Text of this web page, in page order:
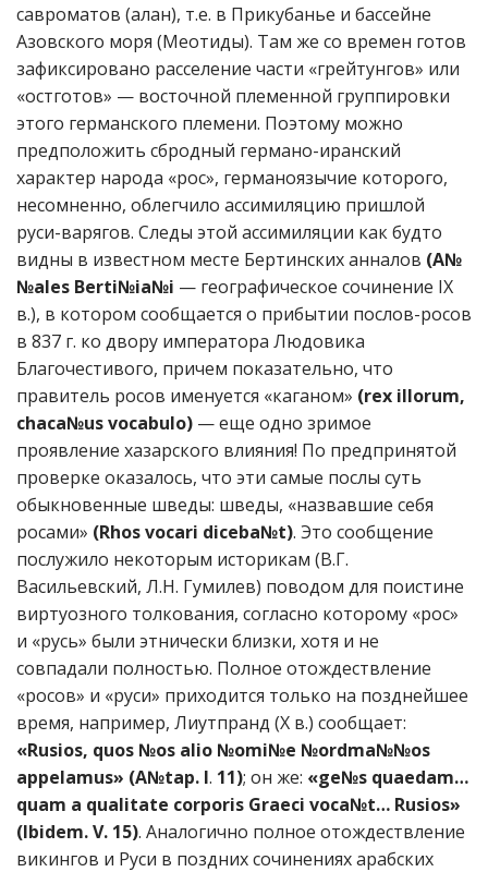
савроматов (алан), т.е. в Прикубанье и бассейне
Азовского моря (Меотиды). Там же со времен готов
зафиксировано расселение части «грейтунгов» или
«остготов» — восточной племенной группировки
этого германского племени. Поэтому можно
предположить сбродный германо-иранский
характер народа «рос», германоязычие которого,
несомненно, облегчило ассимиляцию пришлой
руси-варягов. Следы этой ассимиляции как будто
видны в известном месте Бертинских анналов (A№
№ales Berti№ia№i — географическое сочинение IX
в.), в котором сообщается о прибытии послов-росов
в 837 г. ко двору императора Людовика
Благочестивого, причем показательно, что
правитель росов именуется «каганом» (rex illorum,
chaca№us vocabulo) — еще одно зримое
проявление хазарского влияния! По предпринятой
проверке оказалось, что эти самые послы суть
обыкновенные шведы: шведы, «назвавшие себя
росами» (Rhos vocari diceba№t). Это сообщение
послужило некоторым историкам (В.Г.
Васильевский, Л.Н. Гумилев) поводом для поистине
виртуозного толкования, согласно которому «рос»
и «русь» были этнически близки, хотя и не
совпадали полностью. Полное отождествление
«росов» и «руси» приходится только на позднейшее
время, например, Лиутпранд (X в.) сообщает:
«Rusios, quos №os alio №omi№e №ordma№№os
appelamus» (A№tap. I. 11); он же: «ge№s quaedam…
quam a qualitate corporis Graeci voca№t… Rusios»
(Ibidem. V. 15). Аналогично полное отождествление
викингов и Руси в поздних сочинениях арабских